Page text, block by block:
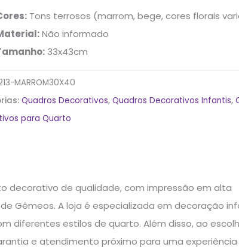
Tons terrosos (marrom, bege, cores florais
Não informado
33x43cm
MARROM30X40
Quadros Decorativos,Quadros Decorativos Infantis,
para Quarto
decorativo de qualidade, com impressão em alta
Gêmeos. A loja é especializada em decoração
diferentes estilos de quarto. Além disso, ao
e atendimento próximo para uma experiência